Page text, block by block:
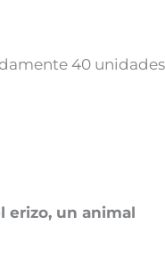
40 unidades
erizo, un animal